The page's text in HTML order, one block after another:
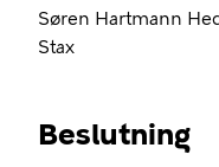
Søren
Stax
Beslutning